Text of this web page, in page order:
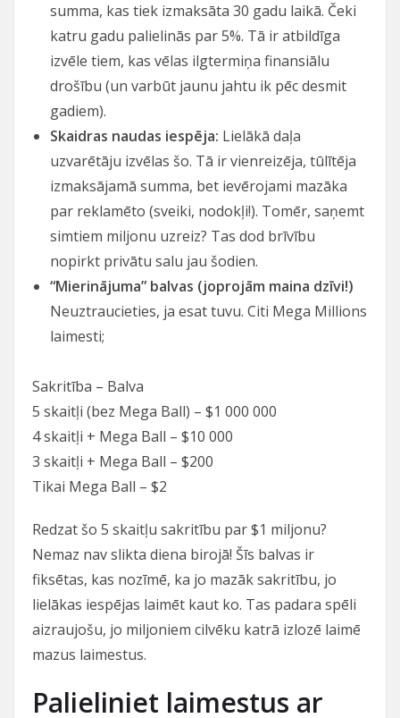
summa, kas tiek izmaksāta 30 gadu laikā. Čeki
katru gadu palielinās par 5%. Tā ir atbildīga
izvēle tiem, kas vēlas ilgtermiņa finansiālu
drošību (un varbūt jaunu jahtu ik pēc desmit
gadiem).
Skaidras naudas iespēja: Lielākā daļa
uzvarētāju izvēlas šo. Tā ir vienreizēja, tūlītēja
izmaksājamā summa, bet ievērojami mazāka
par reklamēto (sveiki, nodokļi!). Tomēr, saņemt
simtiem miljonu uzreiz? Tas dod brīvību
nopirkt privātu salu jau šodien.
“Mierinājuma” balvas (joprojām maina dzīvi!)
Neuztraucieties, ja esat tuvu. Citi Mega Millions
laimesti;
Sakritība – Balva
5 skaitļi (bez Mega Ball) – $1 000 000
4 skaitļi + Mega Ball – $10 000
3 skaitļi + Mega Ball – $200
Tikai Mega Ball – $2
Redzat šo 5 skaitļu sakritību par $1 miljonu?
Nemaz nav slikta diena birojā! Šīs balvas ir
fiksētas, kas nozīmē, ka jo mazāk sakritību, jo
lielākas iespējas laimēt kaut ko. Tas padara spēli
aizraujošu, jo miljoniem cilvēku katrā izlozē laimē
mazus laimestus.
Palieliniet laimestus ar